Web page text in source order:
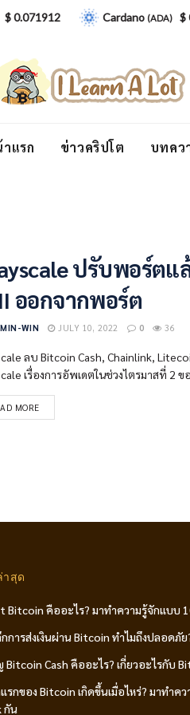
แรก ข่าวคริปโต บทคว
ปรับพอร์ตแ
ออกจากพอร์ต
WIN JULY 10, 2022 0 36
ลบ Bitcoin Cash, Chainlink,
เรื่องการอัพเดตในช่วงไตรมาสที่ 2
MORE
สุด
Bitcoin คืออะไร? มาทำความรู้จักแบบ
กการส่งเงินผ่าน Bitcoin ทำไมถึงปลอดภัย
Bitcoin Cash คืออะไร? เกี่ยวอะไรกับ
รกของ Bitcoin เกิดขึ้นเมื่อไหร่? มาทำคว
กัน
$ 0.071912 Cardano(ADA) $